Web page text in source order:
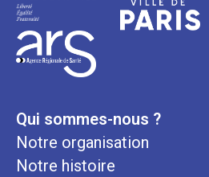
Qui sommes-nous ?
Notre organisation
Notre histoire